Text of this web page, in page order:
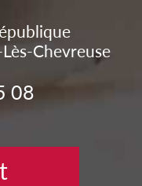
Chevreuse
08